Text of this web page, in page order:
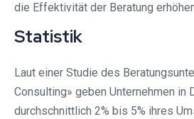
die Effektivität der Beratung
Statistik
Laut einer Studie des
Consulting» geben Unternehmen in
durchschnittlich 2% bis 5% ihres